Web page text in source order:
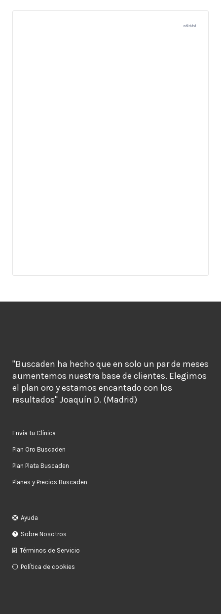
Publicidad
"Buscaden ha hecho que en solo un par de meses
aumentemos nuestra base de clientes. Elegimos
el plan oro y estamos encantado con los
resultados" Joaquín D. (Madrid)
Envía tu Clínica
Plan Oro Buscaden
Plan Plata Buscaden
Planes y Precios Buscaden
Ayuda
Sobre Nosotros
Términos de Servicio
Política de cookies